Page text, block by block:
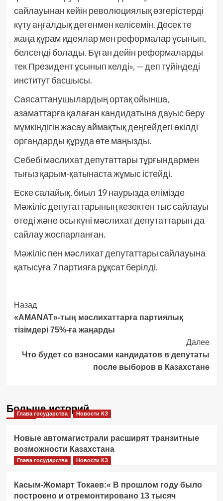
сайлауынан кейін революциялық өзгерістерді
күту аңғалдық дегенмен келісемін. Десек те
жаңа құрам идеялар мен реформалар ұсынып,
белсенді болады. Бұған дейін реформаларды
тек Президент ұсынып келді», — деп түйіндеді
институт басшысы.
Саясаттанушылардың ортақ ойынша,
азаматтарға қалаған кандидатына дауыс беру
мүмкіндігін жасау аймақтық деңгейдегі өкілді
органдарды құруда өте маңызды.
Себебі мәслихат депутаттары тұрғындармен
тығыз қарым-қатынаста жұмыс істейді.
Еске салайық, биыл 19 наурызда елімізде
Мәжіліс депутаттарының кезектен тыс сайлауы
өтеді және осы күні мәслихат депутаттарын да
сайлау жоспарланған.
Мәжіліс пен мәслихат депутаттары сайлауына
қатысуға 7 партияға рұқсат берілді.
Post
Navigation
Назад
«AMANAT»-тың мәслихаттарға партиялық
тізімдері 75%-ға жаңарды
Далее
Что будет со взносами кандидатов в депутаты
после выборов в Казахстане
Больше историй
Глава государства Новости КЗ
Новые автомагистрали расширят транзитные
возможности Казахстана
Глава государства Новости КЗ
Касым-Жомарт Токаев:« В прошлом году было
построено и отремонтировано 13 тысяч